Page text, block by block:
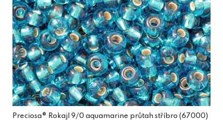
Preciosa® Rokajl 9/0 aquamarine průtah stříbro (67000)